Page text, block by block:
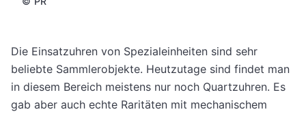
Die Einsatzuhren von Spezialeinheiten sind sehr
beliebte Sammlerobjekte. Heutzutage sind findet man
in diesem Bereich meistens nur noch Quartzuhren. Es
gab aber auch echte Raritäten mit mechanischem